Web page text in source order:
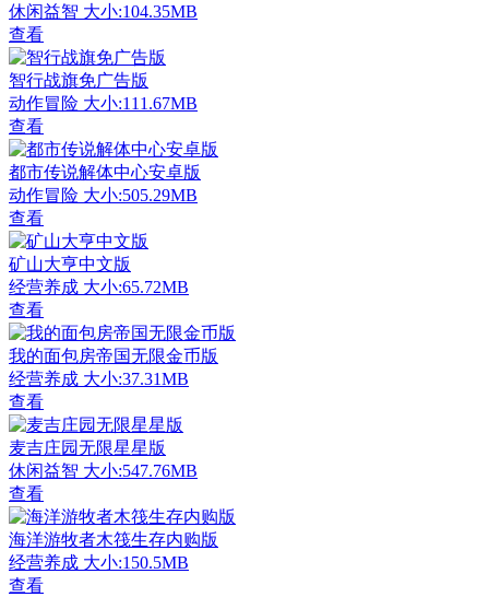
休闲益智 大小:104.35MB
查看
智行战旗免广告版
动作冒险 大小:111.67MB
查看
都市传说解体中心安卓版
动作冒险 大小:505.29MB
查看
矿山大亨中文版
经营养成 大小:65.72MB
查看
我的面包房帝国无限金币版
经营养成 大小:37.31MB
查看
麦吉庄园无限星星版
休闲益智 大小:547.76MB
查看
海洋游牧者木筏生存内购版
经营养成 大小:150.5MB
查看